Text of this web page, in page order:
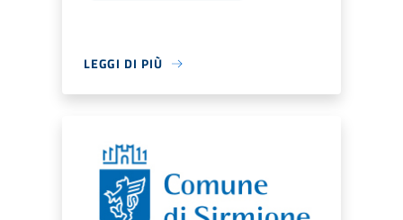
LEGGI DI PIÙ